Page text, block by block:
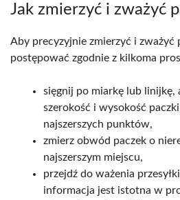
Jak zmierzyć i zważyć
Aby precyzyjnie zmierzyć i zważyć
postępować zgodnie z kilkoma
sięgnij po miarkę lub linijkę,
szerokość i wysokość
najszerszych punktów,
zmierz obwód paczek o
najszerszym miejscu,
przejdź do ważenia
informacja jest istotna w